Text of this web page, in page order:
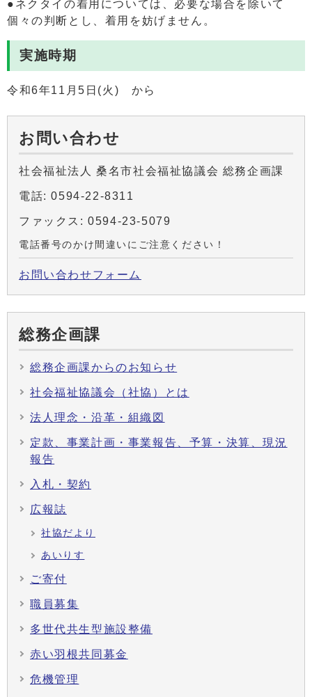
●ネクタイの着用については、必要な場合を除いて
個々の判断とし、着用を妨げません。
実施時期
令和6年11月5日(火) から
お問い合わせ
社会福祉法人 桑名市社会福祉協議会 総務企画課
電話: 0594-22-8311
ファックス: 0594-23-5079
電話番号のかけ間違いにご注意ください！
お問い合わせフォーム
総務企画課
総務企画課からのお知らせ
社会福祉協議会（社協）とは
法人理念・沿革・組織図
定款、事業計画・事業報告、予算・決算、現況
報告
入札・契約
広報誌
社協だより
あいりす
ご寄付
職員募集
多世代共生型施設整備
赤い羽根共同募金
危機管理